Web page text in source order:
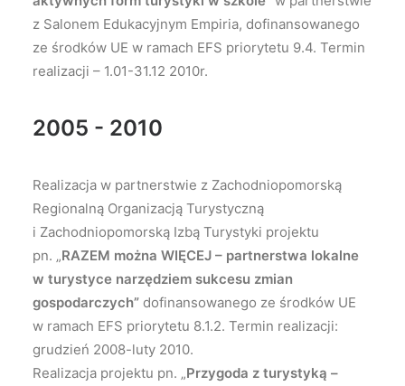
z Salonem Edukacyjnym Empiria, dofinansowanego
ze środków UE w ramach EFS priorytetu 9.4. Termin
realizacji – 1.01-31.12 2010r.
2005 - 2010
Realizacja w partnerstwie z Zachodniopomorską
Regionalną Organizacją Turystyczną
i Zachodniopomorską Izbą Turystyki projektu
pn. „RAZEM można WIĘCEJ – partnerstwa lokalne
w turystyce narzędziem sukcesu zmian
gospodarczych” dofinansowanego ze środków UE
w ramach EFS priorytetu 8.1.2. Termin realizacji:
grudzień 2008-luty 2010.
Realizacja projektu pn. „Przygoda z turystyką –